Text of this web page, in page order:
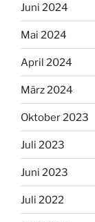
Juni 2024
Mai 2024
April 2024
März 2024
Oktober 2023
Juli 2023
Juni 2023
Juli 2022